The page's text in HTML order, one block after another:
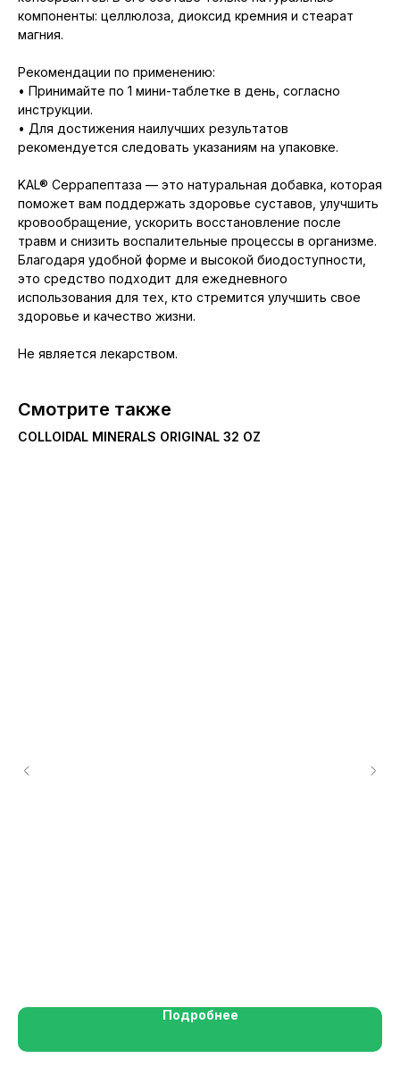
компоненты: целлюлоза, диоксид кремния и стеарат
магния.
Рекомендации по применению:
• Принимайте по 1 мини-таблетке в день, согласно
инструкции.
• Для достижения наилучших результатов
рекомендуется следовать указаниям на упаковке.
KAL® Серрапептаза — это натуральная добавка, которая
поможет вам поддержать здоровье суставов, улучшить
кровообращение, ускорить восстановление после
травм и снизить воспалительные процессы в организме.
Благодаря удобной форме и высокой биодоступности,
это средство подходит для ежедневного
использования для тех, кто стремится улучшить свое
здоровье и качество жизни.
Не является лекарством.
Смотрите также
COLLOIDAL MINERALS ORIGINAL 32 OZ
Подробнее